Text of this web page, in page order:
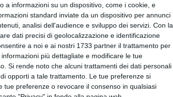
a informazioni su un dispositivo, come i cookie, e
standard inviate da un dispositivo per annunci
analisi dell'audience e sviluppo dei servizi. Con la
dati precisi di geolocalizzazione e identificazione
a noi e ai nostri 1733 partner il trattamento per
più dettagliate e modificare le tue
Si rende noto che alcuni trattamenti dei dati personali
opporti a tale trattamento. Le tue preferenze si
preferenze o revocare il consenso in qualsiasi
San Domenico: il gusto
una leggenda